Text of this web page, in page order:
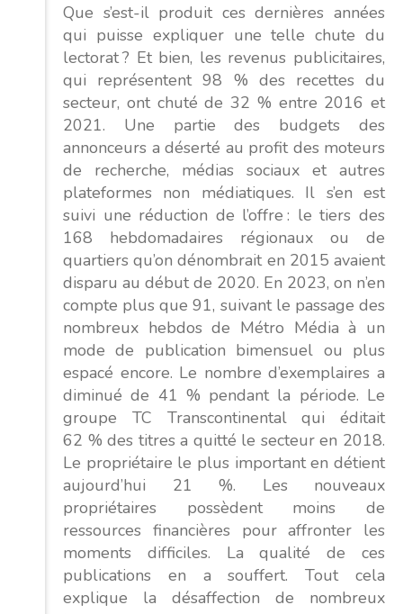
Que s’est-il produit ces dernières années
qui puisse expliquer une telle chute du
lectorat ? Et bien, les revenus publicitaires,
qui représentent 98 % des recettes du
secteur, ont chuté de 32 % entre 2016 et
2021. Une partie des budgets des
annonceurs a déserté au profit des moteurs
de recherche, médias sociaux et autres
plateformes non médiatiques. Il s’en est
suivi une réduction de l’offre : le tiers des
168 hebdomadaires régionaux ou de
quartiers qu’on dénombrait en 2015 avaient
disparu au début de 2020. En 2023, on n’en
compte plus que 91, suivant le passage des
nombreux hebdos de Métro Média à un
mode de publication bimensuel ou plus
espacé encore. Le nombre d’exemplaires a
diminué de 41 % pendant la période. Le
groupe TC Transcontinental qui éditait
62 % des titres a quitté le secteur en 2018.
Le propriétaire le plus important en détient
aujourd’hui 21 %. Les nouveaux
propriétaires possèdent moins de
ressources financières pour affronter les
moments difficiles. La qualité de ces
publications en a souffert. Tout cela
explique la désaffection de nombreux